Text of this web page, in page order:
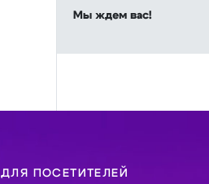
Мы ждем вас!
ДЛЯ ПОСЕТИТЕЛЕЙ